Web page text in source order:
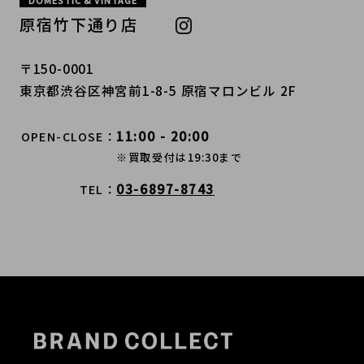
原宿竹下通り店
〒150-0001
東京都渋谷区神宮前1-8-5 原宿マロンビル 2F
OPEN-CLOSE 11:00 - 20:00
※買取受付は19:30まで
TEL 03-6897-8743